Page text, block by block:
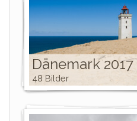
Dänemark 2017
48 Bilder